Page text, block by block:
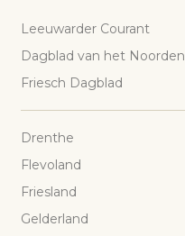
Leeuwarder Courant
Dagblad van het Noorden
Friesch Dagblad
Drenthe
Flevoland
Friesland
Gelderland